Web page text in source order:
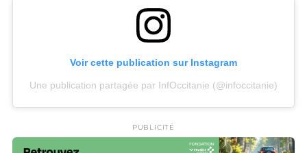
Voir cette publication sur Instagram
Une publication partagée par InfOccitanie (@infoccitanie)
PUBLICITÉ